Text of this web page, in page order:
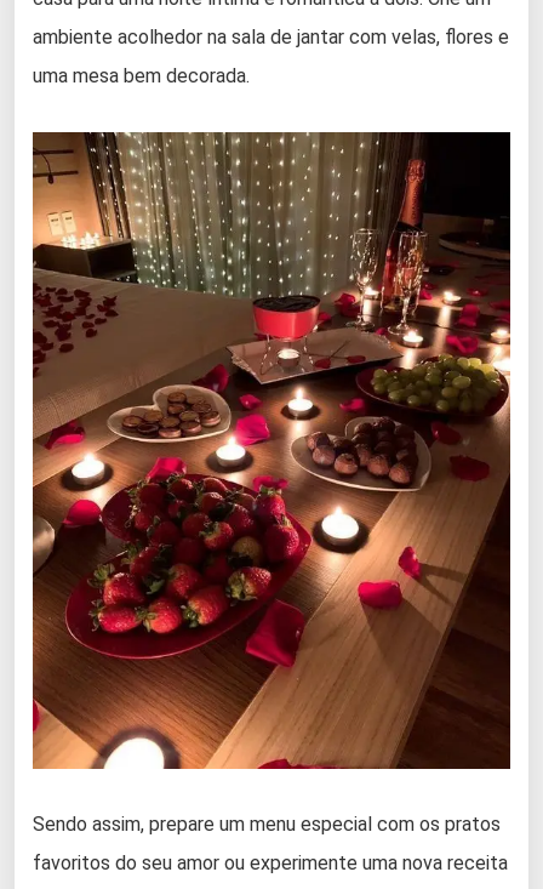
ambiente acolhedor na sala de jantar com velas, flores e
uma mesa bem decorada.
Sendo assim, prepare um menu especial com os pratos
favoritos do seu amor ou experimente uma nova receita